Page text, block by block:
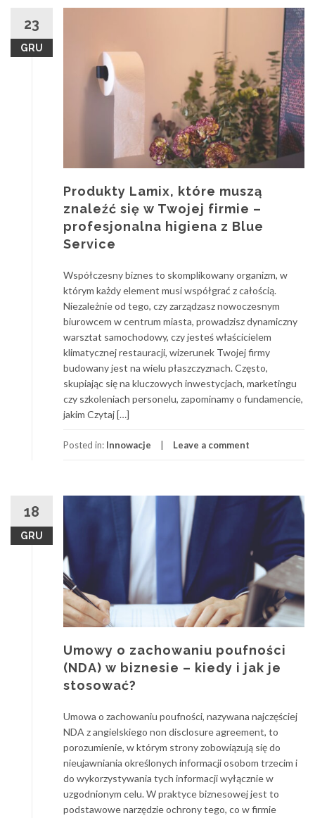
23
GRU
Produkty Lamix, które muszą
znaleźć się w Twojej firmie –
profesjonalna higiena z Blue
Service
Współczesny biznes to skomplikowany organizm, w
którym każdy element musi współgrać z całością.
Niezależnie od tego, czy zarządzasz nowoczesnym
biurowcem w centrum miasta, prowadzisz dynamiczny
warsztat samochodowy, czy jesteś właścicielem
klimatycznej restauracji, wizerunek Twojej firmy
budowany jest na wielu płaszczyznach. Często,
skupiając się na kluczowych inwestycjach, marketingu
czy szkoleniach personelu, zapominamy o fundamencie,
jakim Czytaj […]
Posted in: Innowacje Leave a comment
18
GRU
Umowy o zachowaniu poufności
(NDA) w biznesie – kiedy i jak je
stosować?
Umowa o zachowaniu poufności, nazywana najczęściej
NDA z angielskiego non disclosure agreement, to
porozumienie, w którym strony zobowiązują się do
nieujawniania określonych informacji osobom trzecim i
do wykorzystywania tych informacji wyłącznie w
uzgodnionym celu. W praktyce biznesowej jest to
podstawowe narzędzie ochrony tego, co w firmie